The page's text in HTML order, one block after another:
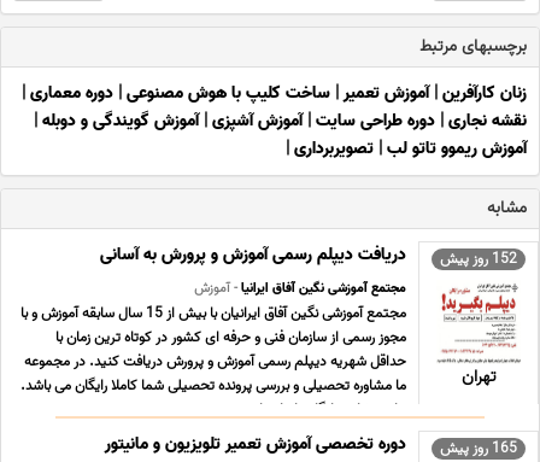
برچسبهای مرتبط
زنان کارآفرین|آموزش تعمیر| ساخت کلیپ با هوش مصنوعی| دوره معماری|
نقشه نجاری| دوره طراحی سایت|آموزش آشپزی|آموزش گویندگی و دوبله|
آموزش ریموو تاتو لب| تصویربرداری|
مشابه
152 روز پیش
تهران
دریافت دیپلم رسمی آموزش و پرورش به آسانی
مجتمع آموزشی نگین آفاق ایرانیا- آموزش
مجتمع آموزشی نگین آفاق ایرانیان با بیش از 15 سال سابقه آموزش و با
مجوز رسمی از سازمان فنی و حرفه ای کشور در کوتاه ترین زمان با
حداقل شهریه دیپلم رسمی آموزش و پرورش دریافت کنید. در مجموعه
ما مشاوره تحصیلی و بررسی پرونده تحصیلی شما کاملا رایگان می باشد.
برای مشاوره رایگان با ما تما ... ...
165 روز پیش دوره تخصصی آموزش تعمیر تلویزیون و مانیتور